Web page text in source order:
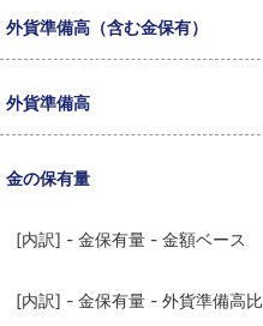
外貨準備高（含む金保有）
外貨準備高
金の保有量
[内訳] - 金保有量 - 金額ベース
[内訳] - 金保有量 - 外貨準備高比